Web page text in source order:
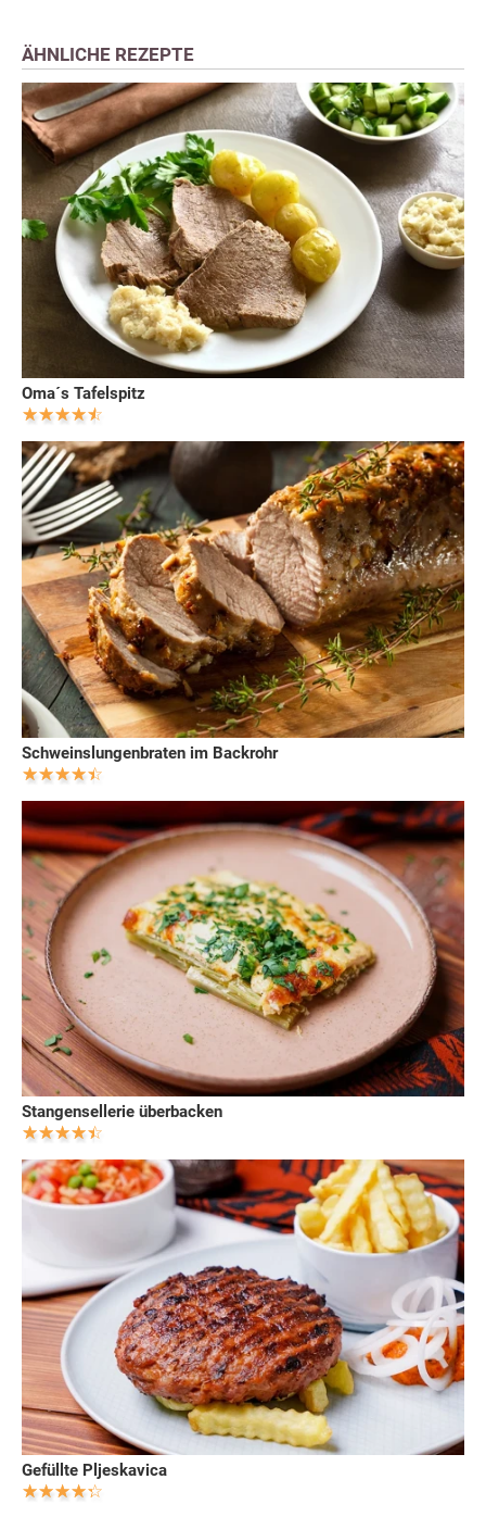
ÄHNLICHE REZEPTE
Oma´s Tafelspitz
Schweinslungenbraten im Backrohr
Stangensellerie überbacken
Gefüllte Pljeskavica